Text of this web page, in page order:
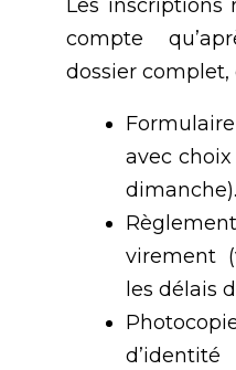
Les inscriptions
compte
dossier
avec
dimanche).
virement
les délais